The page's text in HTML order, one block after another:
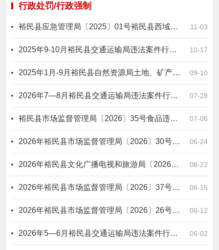
行政处罚/行政强制
11-03
裕民县应急管理局〔2025〕01号裕民县西域明珠玉米种植专业合作社未建立有限空间管理台账案
10-17
2025年9-10月裕民县交通运输局违法案件行政处罚信息公开表
09-10
2025年1月-9月裕民县自然资源局土地、矿产违法案件行政处罚信息公开表
07-28
2026年7—8月裕民县交通运输局违法案件行政处罚信息公开表(1)
07-06
裕民县市场监督管理局〔2026〕35号食品违法案件行政处罚信息公开表
06-24
2026年裕民县市场监督管理局〔2026〕30号食品违法案件行政处罚信息公开表
06-22
2026年裕民县文化广播电视和旅游局〔2026〕2号出版物市场违法案件行政处罚信息公开表
06-15
2026年裕民县市场监督管理局〔2026〕37号医疗器械违法案件行政处罚信息公开表
06-12
2026年裕民县市场监督管理局〔2026〕26号食品违法案件行政处罚信息公开表
06-02
2026年5—6月裕民县交通运输局违法案件行政处罚信息公开表